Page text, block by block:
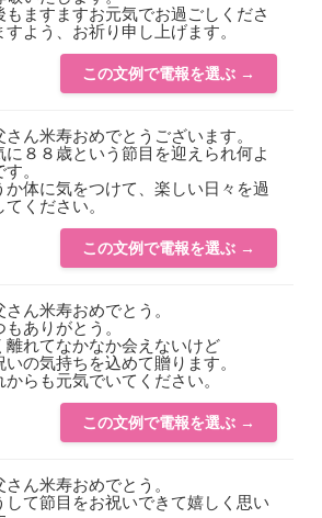
もますますお元気でお過ごしくださ
すよう、お祈り申し上げます。
この文例で電報を選ぶ →
さん米寿おめでとうございます。
に８８歳という節目を迎えられ何よ
す。
か体に気をつけて、楽しい日々を過
てください。
この文例で電報を選ぶ →
さん米寿おめでとう。
もありがとう。
離れてなかなか会えないけど
いの気持ちを込めて贈ります。
からも元気でいてください。
この文例で電報を選ぶ →
さん米寿おめでとう。
して節目をお祝いできて嬉しく思い